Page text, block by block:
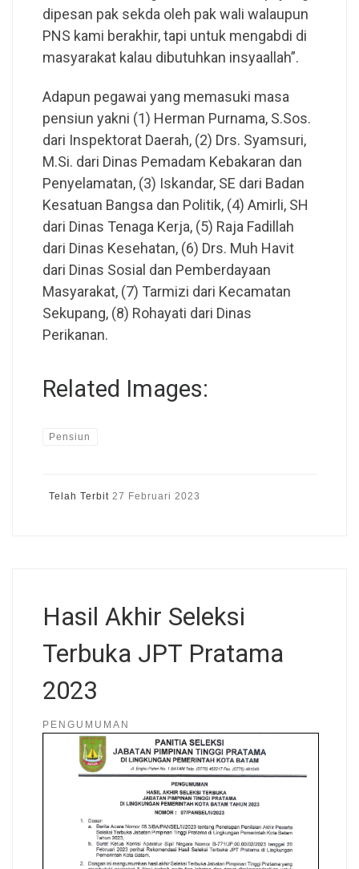
dipesan pak sekda oleh pak wali walaupun
PNS kami berakhir, tapi untuk mengabdi di
masyarakat kalau dibutuhkan insyaallah”.
Adapun pegawai yang memasuki masa
pensiun yakni (1) Herman Purnama, S.Sos.
dari Inspektorat Daerah, (2) Drs. Syamsuri,
M.Si. dari Dinas Pemadam Kebakaran dan
Penyelamatan, (3) Iskandar, SE dari Badan
Kesatuan Bangsa dan Politik, (4) Amirli, SH
dari Dinas Tenaga Kerja, (5) Raja Fadillah
dari Dinas Kesehatan, (6) Drs. Muh Havit
dari Dinas Sosial dan Pemberdayaan
Masyarakat, (7) Tarmizi dari Kecamatan
Sekupang, (8) Rohayati dari Dinas
Perikanan.
Related Images:
Pensiun
Telah Terbit 27 Februari 2023
Hasil Akhir Seleksi
Terbuka JPT Pratama
2023
PENGUMUMAN